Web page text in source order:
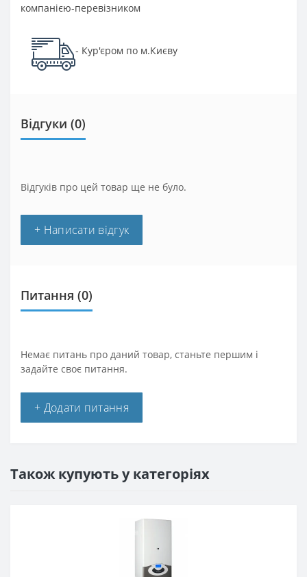
компанією-перевізником
- Кур'єром по м.Києву
Відгуки (0)
Відгуків про цей товар ще не було.
+ Написати відгук
Питання (0)
Немає питань про даний товар, станьте першим і
задайте своє питання.
+ Додати питання
Також купують у категоріях